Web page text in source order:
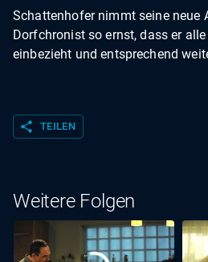
Schattenhofer nimmt seine neue
Dorfchronist so ernst, dass er
einbezieht und entsprechend
share TEILEN
Weitere Folgen